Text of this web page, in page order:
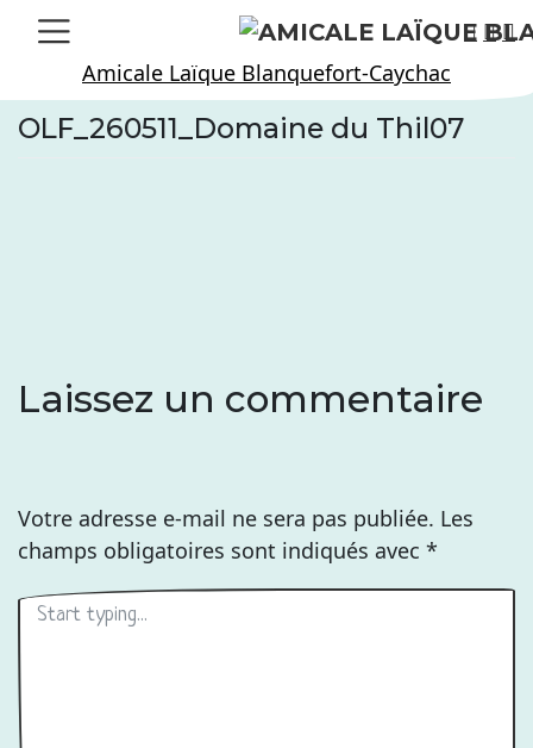
Skip
Amicale Laïque Blanquefort-Caychac
OLF_260511_Domaine du Thil07
Laissez un commentaire
Votre adresse e-mail ne sera pas publiée. Les
champs obligatoires sont indiqués avec *